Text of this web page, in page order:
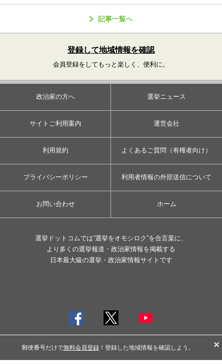
記事一覧へ
登録して地域情報を確認
会員登録をしてもっと楽しく、便利に。
政治家の方へ 選挙ニュース
サイトご利用案内 運営会社
利用規約 よくあるご質問（有権者向け）
プライバシーポリシー 利用者情報の外部送信について
お問い合わせ ホーム
選挙ドットコムでは”選挙をオモシロク”を合言葉に、
より多くの選挙報道・政治家情報を掲載する
日本最大級の選挙・政治家情報サイトです
© イチニ Inc. All rights reserved.
郵便番号だけで無料会員登録！登録した地域情報を確認しよう。